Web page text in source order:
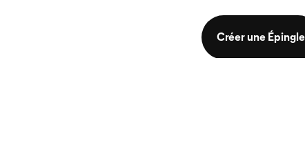
Créer une Épingle